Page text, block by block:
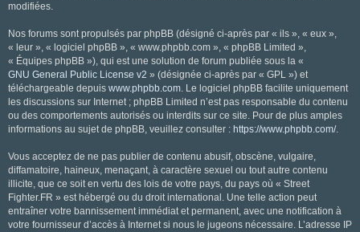
modifiées.
Nos forums sont propulsés par phpBB (désigné ci-après par « ils », « eux »,
« leur », « logiciel phpBB », « www.phpbb.com », « phpBB Limited »,
« Équipes phpBB »), qui est une solution de forum publiée sous la «
GNU General Public License v2 » (désignée ci-après par « GPL ») et
téléchargeable depuis www.phpbb.com. Le logiciel phpBB facilite uniquement
les discussions sur Internet ; phpBB Limited n’est pas responsable du contenu
ou des comportements autorisés ou interdits sur ce site. Pour de plus amples
informations au sujet de phpBB, veuillez consulter : https://www.phpbb.com/.
Vous acceptez de ne pas publier de contenu abusif, obscène, vulgaire,
diffamatoire, haineux, menaçant, à caractère sexuel ou tout autre contenu
illicite, que ce soit en vertu des lois de votre pays, du pays où « Street
Fighter.FR » est hébergé ou du droit international. Une telle action peut
entraîner votre bannissement immédiat et permanent, avec une notification à
votre fournisseur d’accès à Internet si nous le jugeons nécessaire. L’adresse IP